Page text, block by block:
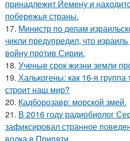
принадлежит Йемену и
побережья страны.
17. Министр по делам
чикли предупредил, что
войну против Сирии.
18. Ученые срок жизни земли
19. Халькогены: как 16-я
строит наш мир?
20. Кадборозавр: морской змей.
21. В 2016 году радиобиолог
зафиксировал странное